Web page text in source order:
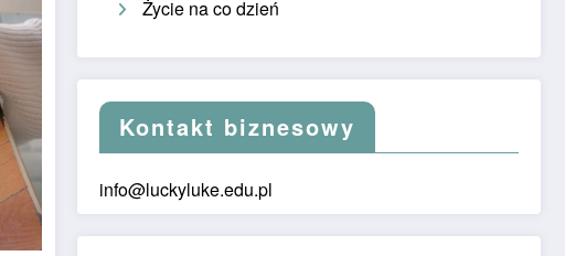
Życie na co dzień
Kontakt biznesowy
info@luckyluke.edu.pl